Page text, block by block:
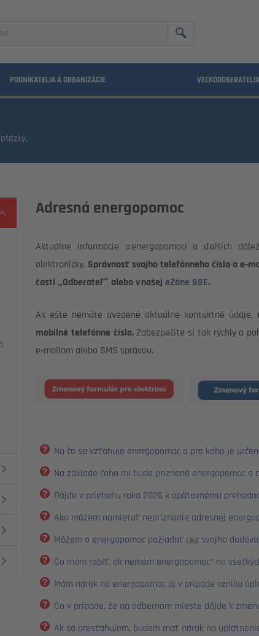
PODNIKATELIA A ORGANIZÁCIE VEĽKOODBERATELIA
Adresná energopomoc
Aktuálne informácie o energopomoci a ďalších
elektronicky. Správnosť svojho telefónneho čísla a
časti „Odberateľ“ alebo v našej eZóne SSE.
Ak ešte nemáte uvedené aktuálne kontaktné údaje,
mobilné telefónne číslo.Zabezpečíte si tak rýchly a
e‑mailom alebo SMS správou.
Na čo sa vzťahuje energopomoc a pre koho je
Na základe čoho mi bude priznaná energopomoc a
Dôjde v priebehu roka 2026 k opätovnému
Ako môžem namietať nepriznanie adresnej
Môžem o energopomoc požiadať cez svojho
Čo mám robiť, ak nemám energopomoc* na
Mám nárok na energopomoc aj v prípade vzniku
Čo v prípade, že na odbernom mieste dôjde k
Ak sa presťahujem, budem mať nárok na